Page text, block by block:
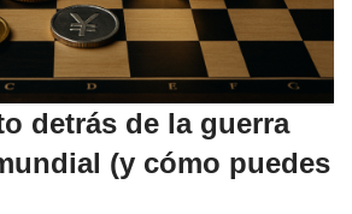
detrás de la guerra
(y cómo puedes